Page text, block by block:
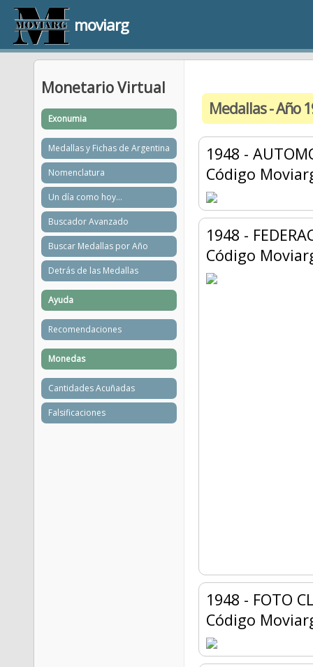
moviarg
Medallas - Año
1948 -
Código
1948 -
Código
1948 - FOTO
Código
Monetario Virtual
Exonumia
Medallas y Fichas de Argentina
Nomenclatura
Un día como hoy...
Buscador Avanzado
Buscar Medallas por Año
Detrás de las Medallas
Ayuda
Recomendaciones
Monedas
Cantidades Acuñadas
Falsificaciones